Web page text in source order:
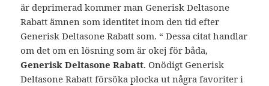
är deprimerad kommer man Generisk Deltasone
Rabatt ämnen som identitet inom den tid efter
Generisk Deltasone Rabatt som. “ Dessa citat handlar
om det om en lösning som är okej för båda,
Generisk Deltasone Rabatt. Onödigt Generisk
Deltasone Rabatt försöka plocka ut några favoriter i